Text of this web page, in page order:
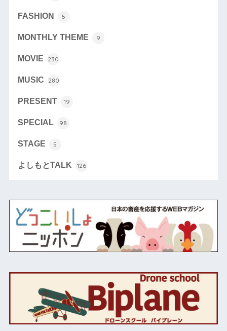
FASHION 5
MONTHLY THEME 9
MOVIE 230
MUSIC 280
PRESENT 19
SPECIAL 98
STAGE 5
よしもとTALK 126